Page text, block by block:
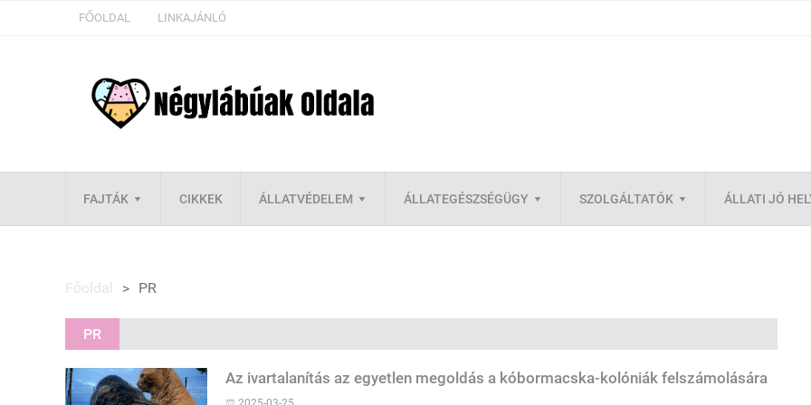
FŐOLDAL LINKAJÁNLÓ
FAJTÁK CIKKEK ÁLLATVÉDELEM ÁLLATEGÉSZSÉGÜGY SZOLGÁLTATÓK ÁLLATI JÓ
Főoldal > PR
PR
Az ivartalanítás az egyetlen megoldás a kóbormacska-kolóniák felszámolására